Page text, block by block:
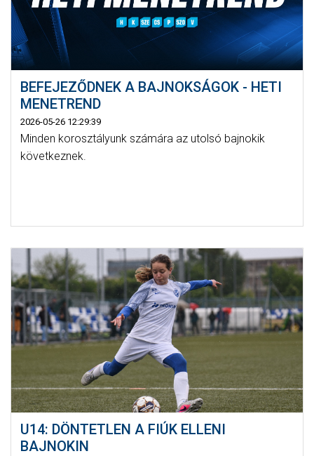
BEFEJEZŐDNEK A BAJNOKSÁGOK - HETI
MENETREND
2026-05-26 12:29:39
Minden korosztályunk számára az utolsó bajnokik
következnek.
U14: DÖNTETLEN A FIÚK ELLENI
BAJNOKIN